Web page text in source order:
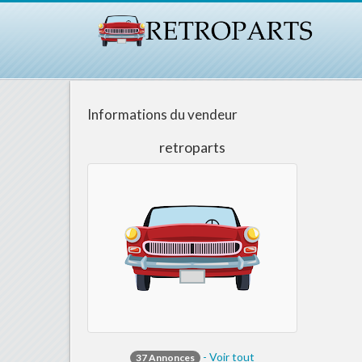
Informations du vendeur
retroparts
37 Annonces - Voir tout